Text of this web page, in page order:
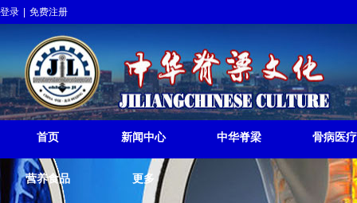
中华脊梁挺起
JILIANGCHINESE
首页 新闻中心 中华脊梁 骨病医疗
营养食品 更多
登录 免费注册